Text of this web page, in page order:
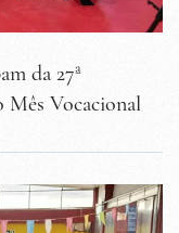
da 27ª
Mês Vocacional